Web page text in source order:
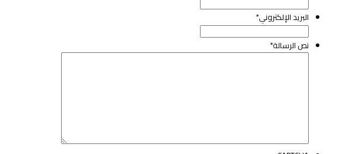
البريد الإلكتروني*
نص الرسالة*